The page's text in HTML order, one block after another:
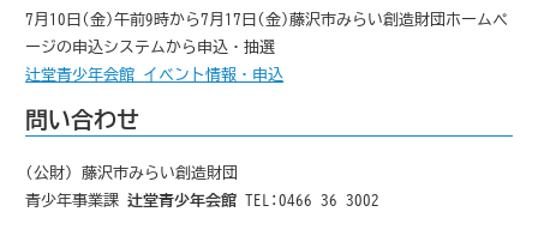
7月10日(金)午前9時から7月17日(金)藤沢市みらい創造財団ホームペ
ージの申込システムから申込・抽選
辻堂青少年会館 イベント情報・申込
問い合わせ
(公財) 藤沢市みらい創造財団
青少年事業課辻堂青少年会館 TEL:0466-36-3002